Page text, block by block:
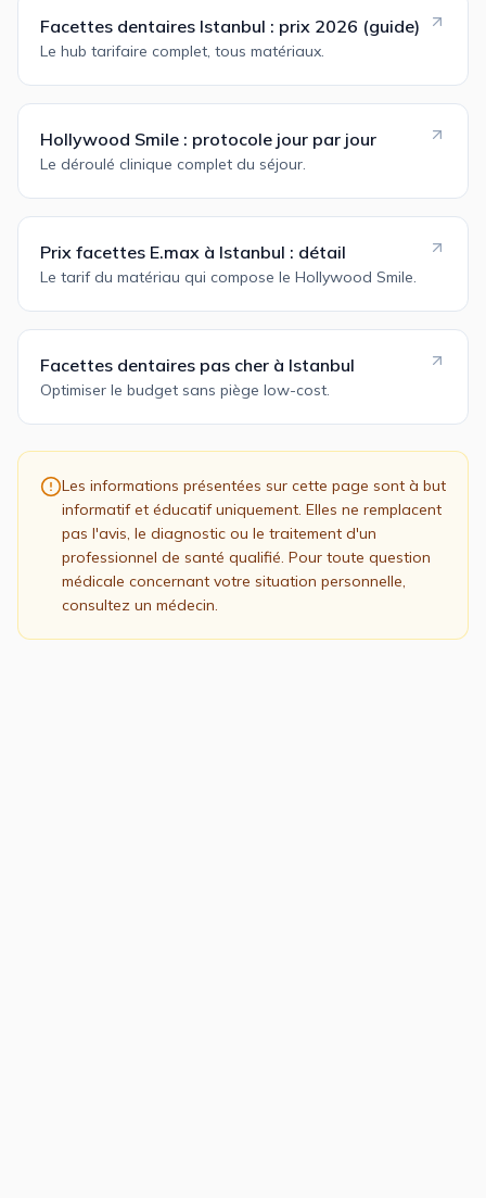
Facettes dentaires Istanbul : prix 2026 (guide)
Le hub tarifaire complet, tous matériaux.
Hollywood Smile : protocole jour par jour
Le déroulé clinique complet du séjour.
Prix facettes E.max à Istanbul : détail
Le tarif du matériau qui compose le Hollywood Smile.
Facettes dentaires pas cher à Istanbul
Optimiser le budget sans piège low-cost.
Les informations présentées sur cette page sont à but
informatif et éducatif uniquement. Elles ne remplacent
pas l'avis, le diagnostic ou le traitement d'un
professionnel de santé qualifié. Pour toute question
médicale concernant votre situation personnelle,
consultez un médecin.